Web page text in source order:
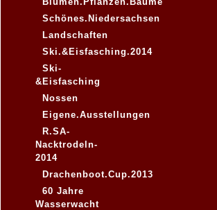
Schönes.Niedersachsen
Landschaften
Ski.&Eisfasching.2014
Ski-
&Eisfasching
Nossen
Eigene.Ausstellungen
R.SA-
Nacktrodeln-
2014
Drachenboot.Cup.2013
60 Jahre
Wasserwacht